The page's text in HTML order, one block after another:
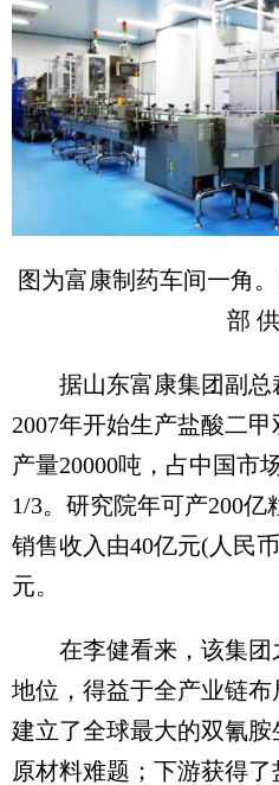
图为富康制药车间一角
部
据山东富康集团副总
2007年开始生产盐酸二
产量20000吨，占中国市
1/3。研究院年可产200
销售收入由40亿元(人民
元。
在李健看来，该集团
地位，得益于全产业链
建立了全球最大的双氰
原材料难题；下游获得